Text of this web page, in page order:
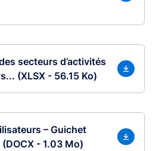
secteurs d’activités
(XLSX - 56.15 Ko)
– Guichet
(DOCX - 1.03 Mo)